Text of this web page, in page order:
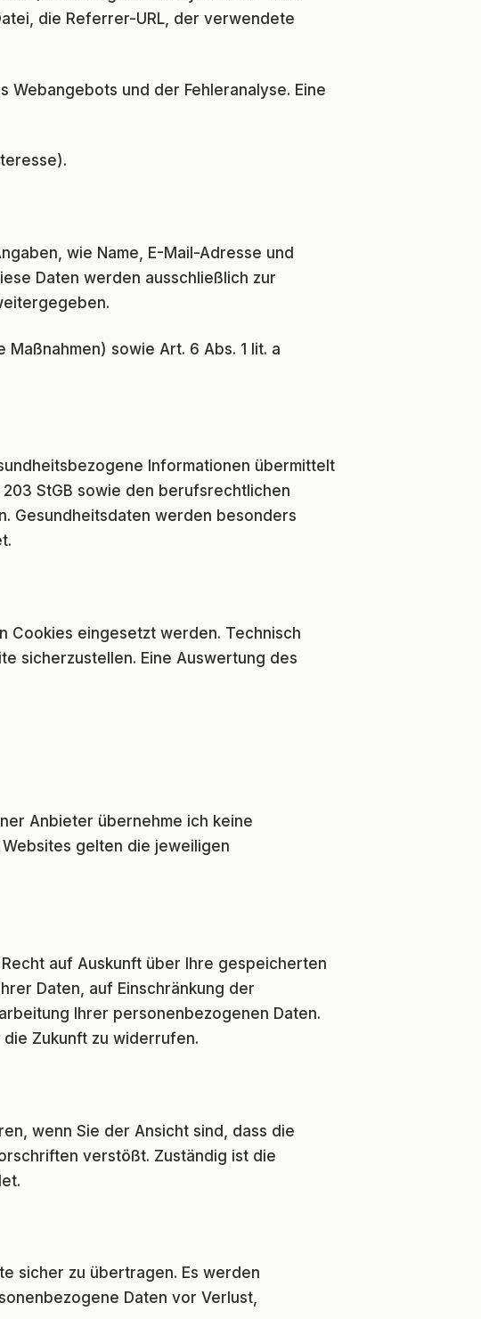
die Referrer-URL, der verwendete
und der Fehleranalyse. Eine
wie Name, E-Mail-Adresse und
Daten werden ausschließlich zur
sowie Art. 6 Abs. 1 lit. a
Informationen übermittelt
StGB sowie den berufsrechtlichen
Gesundheitsdaten werden besonders
Cookies eingesetzt werden. Technisch
sicherzustellen. Eine Auswertung des
Anbieter übernehme ich keine
gelten die jeweiligen
auf Auskunft über Ihre gespeicherten
Daten, auf Einschränkung der
Ihrer personenbezogenen Daten.
Zukunft zu widerrufen.
wenn Sie der Ansicht sind, dass die
verstößt. Zuständig ist die
sicher zu übertragen. Es werden
Daten vor Verlust,